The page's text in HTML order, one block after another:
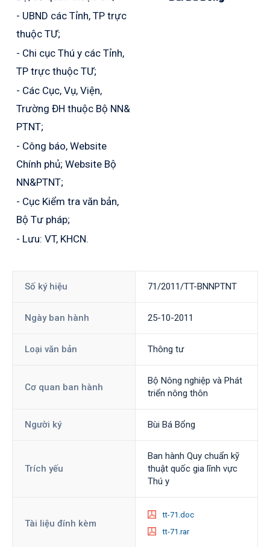
- UBND các Tỉnh, TP trực
thuộc TƯ;
- Chi cục Thú y các Tỉnh,
TP trực thuộc TƯ;
- Các Cục, Vụ, Viện,
Trường ĐH thuộc Bộ NN&
PTNT;
- Công báo, Website
Chính phủ; Website Bộ
NN&PTNT;
- Cục Kiểm tra văn bản,
Bộ Tư pháp;
- Lưu: VT, KHCN.
Số ký hiệu 71/2011/TT-BNNPTNT
Ngày ban hành 25-10-2011
Loại văn bản Thông tư
Cơ quan ban hành
Bộ Nông nghiệp và Phát
triển nông thôn
Người ký Bùi Bá Bổng
Trích yếu
Ban hành Quy chuẩn kỹ
thuật quốc gia lĩnh vực
Thú y
Tài liệu đính kèm
tt-71.doc
tt-71.rar